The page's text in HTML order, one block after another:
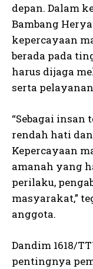
depan. Dalam
Bambang
kepercayaan
berada pada
harus dijaga
serta
“Sebagai
rendah hati
Kepercayaan
amanah yang
perilaku,
masyarakat,”
anggota.
Dandim 1618/
pentingnya